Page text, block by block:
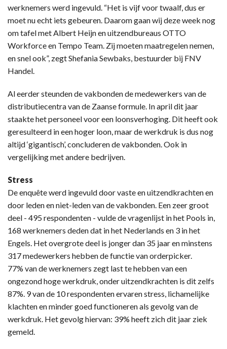
werknemers werd ingevuld. “Het is vijf voor twaalf, dus er
moet nu echt iets gebeuren. Daarom gaan wij deze week nog
om tafel met Albert Heijn en uitzendbureaus OTTO
Workforce en Tempo Team. Zij moeten maatregelen nemen,
en snel ook”, zegt Shefania Sewbaks, bestuurder bij FNV
Handel.
Al eerder steunden de vakbonden de medewerkers van de
distributiecentra van de Zaanse formule. In april dit jaar
staakte het personeel voor een loonsverhoging. Dit heeft ook
geresulteerd in een hoger loon, maar de werkdruk is dus nog
altijd ‘gigantisch’, concluderen de vakbonden. Ook in
vergelijking met andere bedrijven.
Stress
De enquête werd ingevuld door vaste en uitzendkrachten en
door leden en niet-leden van de vakbonden. Een zeer groot
deel - 495 respondenten - vulde de vragenlijst in het Pools in,
168 werknemers deden dat in het Nederlands en 3 in het
Engels. Het overgrote deel is jonger dan 35 jaar en minstens
317 medewerkers hebben de functie van orderpicker.
77% van de werknemers zegt last te hebben van een
ongezond hoge werkdruk, onder uitzendkrachten is dit zelfs
87%. 9 van de 10 respondenten ervaren stress, lichamelijke
klachten en minder goed functioneren als gevolg van de
werkdruk. Het gevolg hiervan: 39% heeft zich dit jaar ziek
gemeld.